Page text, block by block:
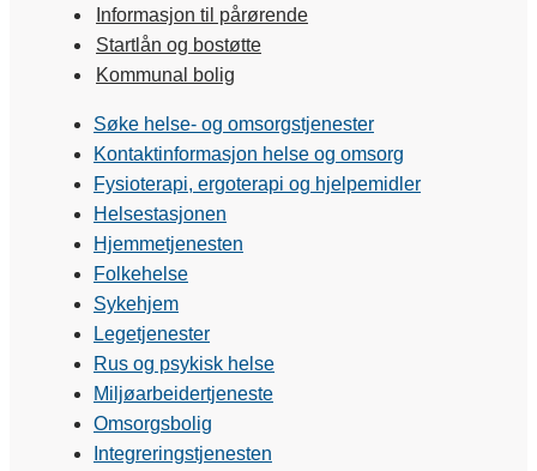
Informasjon til pårørende
Startlån og bostøtte
Kommunal bolig
Søke helse- og omsorgstjenester
Kontaktinformasjon helse og omsorg
Fysioterapi, ergoterapi og hjelpemidler
Helsestasjonen
Hjemmetjenesten
Folkehelse
Sykehjem
Legetjenester
Rus og psykisk helse
Miljøarbeidertjeneste
Omsorgsbolig
Integreringstjenesten